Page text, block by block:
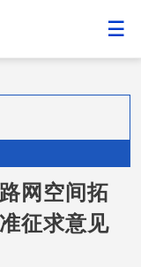
网空间拓
征求意见